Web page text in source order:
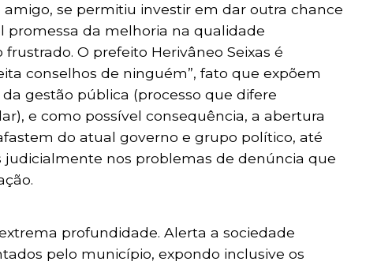
se permitiu investir em dar outra chance
promessa da melhoria na qualidade
O prefeito Herivâneo Seixas é
conselhos de ninguém”, fato que expõem
gestão pública (processo que difere
e como possível consequência, a abertura
do atual governo e grupo político, até
nos problemas de denúncia que
profundidade. Alerta a sociedade
pelo município, expondo inclusive os